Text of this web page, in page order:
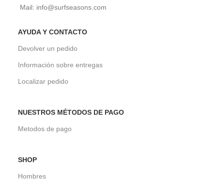
Mail: info@surfseasons.com
AYUDA Y CONTACTO
Devolver un pedido
Información sobre entregas
Localizar pedido
NUESTROS MÉTODOS DE PAGO
Metodos de pago
SHOP
Hombres